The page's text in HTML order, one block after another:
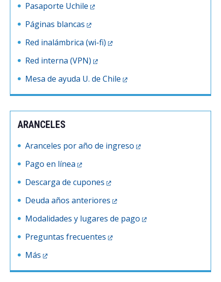
Pasaporte Uchile
Páginas blancas
Red inalámbrica (wi-fi)
Red interna (VPN)
Mesa de ayuda U. de Chile
ARANCELES
Aranceles por año de ingreso
Pago en línea
Descarga de cupones
Deuda años anteriores
Modalidades y lugares de pago
Preguntas frecuentes
Más